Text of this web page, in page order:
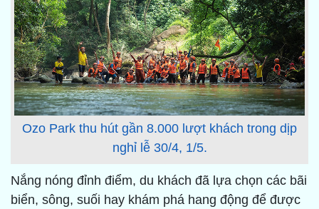
Ozo Park thu hút gần 8.000 lượt khách trong dịp
nghỉ lễ 30/4, 1/5.
Nắng nóng đỉnh điểm, du khách đã lựa chọn các bãi
biển, sông, suối hay khám phá hang động để được